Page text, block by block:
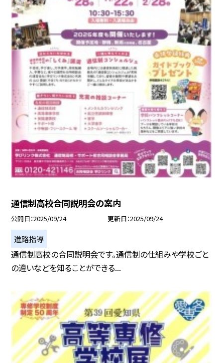
通信制高校合同説明会の案内
公開日 2025/09/24 更新日 2025/09/24
進路指導
通信制高校の合同説明会です。通信制の仕組みや学校ごと
の違いなどを知ることができる...